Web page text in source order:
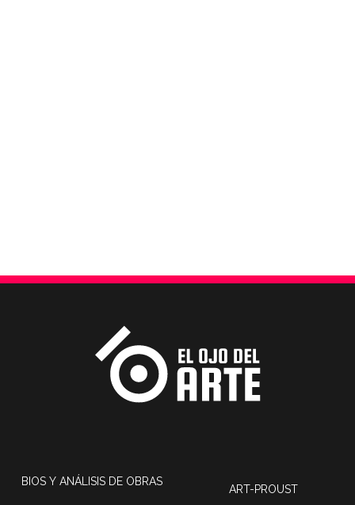
BIOS Y ANÁLISIS DE OBRAS
ART-PROUST